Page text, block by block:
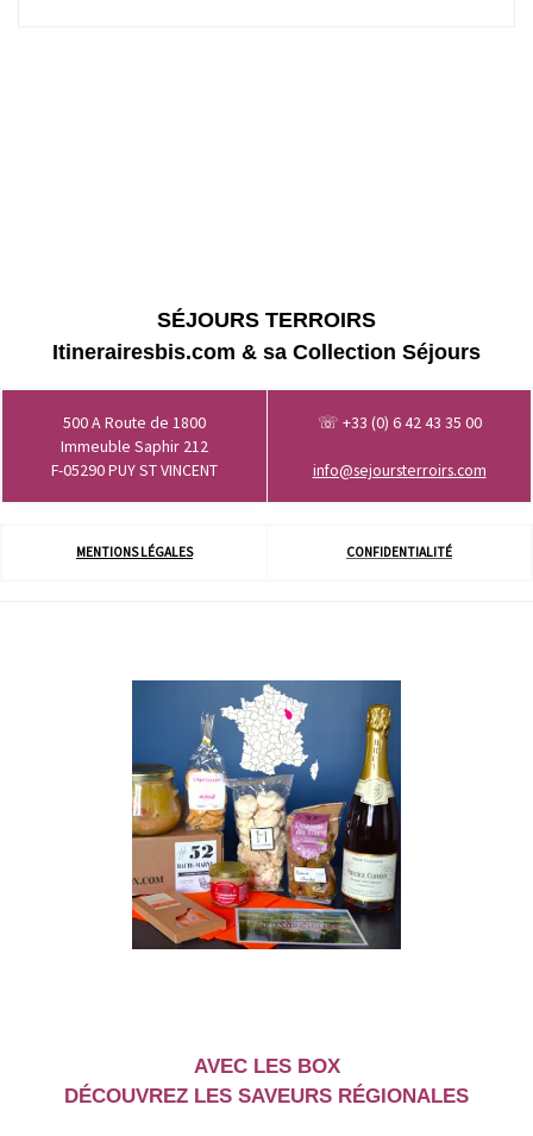
SÉJOURS TERROIRS
Itinerairesbis.com & sa Collection Séjours
500 A Route de 1800
Immeuble Saphir 212
F-05290 PUY ST VINCENT
☏ +33 (0) 6 42 43 35 00
info@sejoursterroirs.com
MENTIONS LÉGALES CONFIDENTIALITÉ
AVEC LES BOX
DÉCOUVREZ LES SAVEURS RÉGIONALES